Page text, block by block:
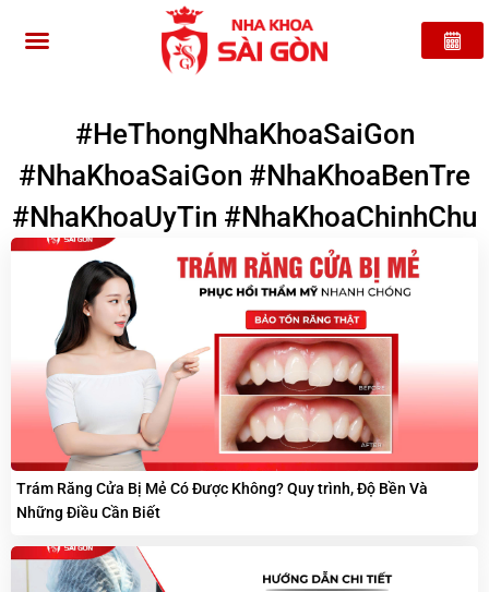
#HeThongNhaKhoaSaiGon
#NhaKhoaSaiGon #NhaKhoaBenTre
#NhaKhoaUyTin #NhaKhoaChinhChu
Trám Răng Cửa Bị Mẻ Có Được Không? Quy trình, Độ Bền Và
Những Điều Cần Biết